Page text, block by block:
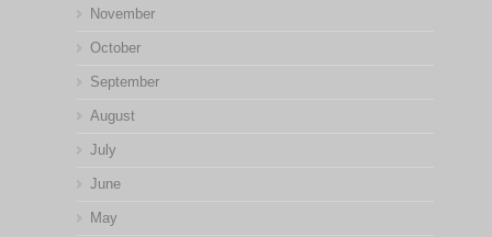
November
October
September
August
July
June
May